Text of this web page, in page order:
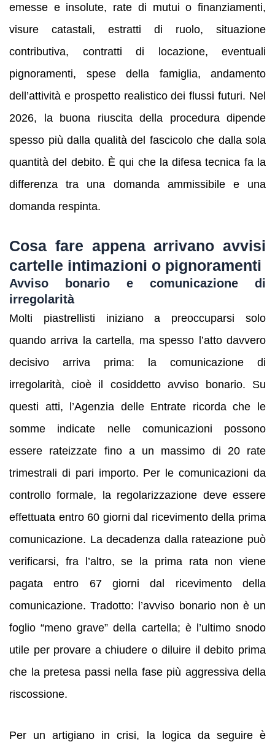
emesse e insolute, rate di mutui o finanziamenti,
visure catastali, estratti di ruolo, situazione
contributiva, contratti di locazione, eventuali
pignoramenti, spese della famiglia, andamento
dell’attività e prospetto realistico dei flussi futuri. Nel
2026, la buona riuscita della procedura dipende
spesso più dalla qualità del fascicolo che dalla sola
quantità del debito. È qui che la difesa tecnica fa la
differenza tra una domanda ammissibile e una
domanda respinta.
Cosa fare appena arrivano avvisi
cartelle intimazioni o pignoramenti
Avviso bonario e comunicazione di
irregolarità
Molti piastrellisti iniziano a preoccuparsi solo
quando arriva la cartella, ma spesso l’atto davvero
decisivo arriva prima: la comunicazione di
irregolarità, cioè il cosiddetto avviso bonario. Su
questi atti, l’Agenzia delle Entrate ricorda che le
somme indicate nelle comunicazioni possono
essere rateizzate fino a un massimo di 20 rate
trimestrali di pari importo. Per le comunicazioni da
controllo formale, la regolarizzazione deve essere
effettuata entro 60 giorni dal ricevimento della prima
comunicazione. La decadenza dalla rateazione può
verificarsi, fra l’altro, se la prima rata non viene
pagata entro 67 giorni dal ricevimento della
comunicazione. Tradotto: l’avviso bonario non è un
foglio “meno grave” della cartella; è l’ultimo snodo
utile per provare a chiudere o diluire il debito prima
che la pretesa passi nella fase più aggressiva della
riscossione.
Per un artigiano in crisi, la logica da seguire è